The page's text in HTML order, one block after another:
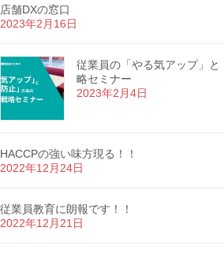
店舗DXの窓口
2023年2月16日
従業員の「やる気アップ」
略セミナー
2023年2月4日
HACCPの強い味方現る！！
2022年12月24日
従業員教育に朗報です！！
2022年12月21日